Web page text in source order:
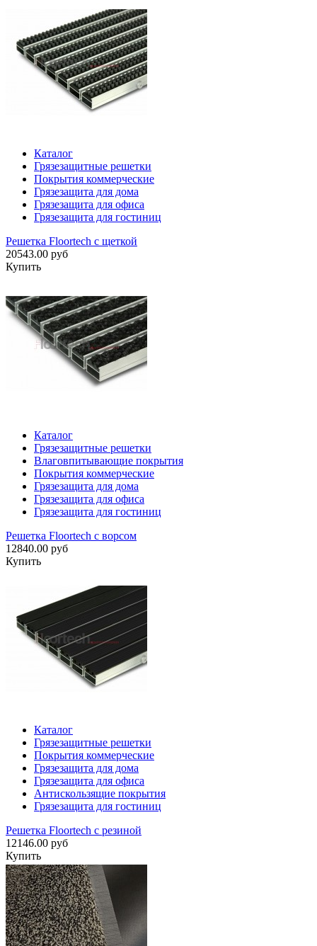
Каталог
Грязезащитные решетки
Покрытия коммерческие
Грязезащита для дома
Грязезащита для офиса
Грязезащита для гостиниц
Решетка Floortech с щеткой
20543.00 руб
Купить
Каталог
Грязезащитные решетки
Влаговпитывающие покрытия
Покрытия коммерческие
Грязезащита для дома
Грязезащита для офиса
Грязезащита для гостиниц
Решетка Floortech с ворсом
12840.00 руб
Купить
Каталог
Грязезащитные решетки
Покрытия коммерческие
Грязезащита для дома
Грязезащита для офиса
Антискользящие покрытия
Грязезащита для гостиниц
Решетка Floortech с резиной
12146.00 руб
Купить